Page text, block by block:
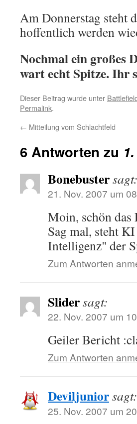
Am Donnerstag steht
hoffentlich werden
Nochmal ein großes
wart echt Spitze. Ihr
Dieser Beitrag wurde unter
Permalink.
← Mitteilung vom Schlachtfeld
6 Antworten zu
Bonebustersagt:
21. Nov. 2007 um
Moin, schön das
Sag mal, steht
Intelligenz" der
Zum Antworten
Slidersagt:
22. Nov. 2007 um
Geiler Bericht
Zum Antworten
Deviljuniorsagt:
25. Nov. 2007 um